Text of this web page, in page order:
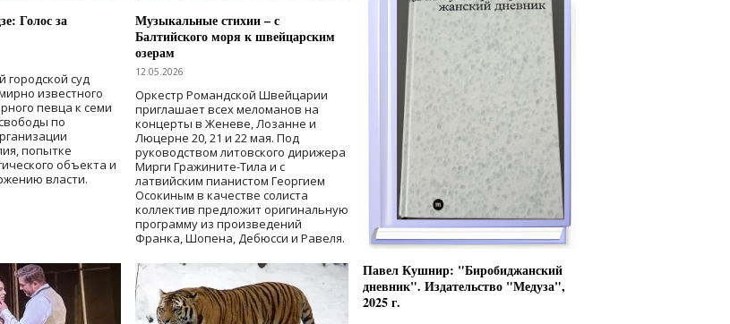
Голос за
городской суд
известного
певца к семи
по
попытке
объекта и
власти.
Музыкальные стихии – с
Балтийского моря к швейцарским
озерам
12.05.2026
Оркестр Романдской Швейцарии
приглашает всех меломанов на
концерты в Женеве, Лозанне и
Люцерне 20, 21 и 22 мая. Под
руководством литовского дирижера
Мирги Гражините-Тила и с
латвийским пианистом Георгием
Осокиным в качестве солиста
коллектив предложит оригинальную
программу из произведений
Франка, Шопена, Дебюсси и Равеля.
Павел Кушнир: "Биробиджанский
дневник". Издательство "Медуза",
2025 г.